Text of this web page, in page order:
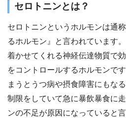
セロトニンとは？
セロトニンというホルモンは通
るホルモン』と言われています
着かせてくれる神経伝達物質で
をコントロールするホルモンで
まうとうつ病や摂食障害にもな
制限をしていて急に暴飲暴食に
ンの不足が原因になっていると言